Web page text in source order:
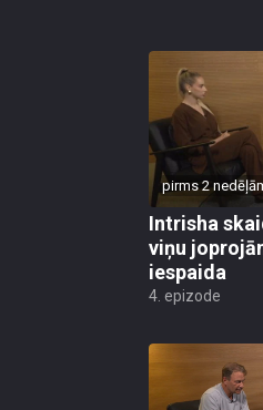
pirms 2
Intrisha
viņu
iespaida
4. epizode